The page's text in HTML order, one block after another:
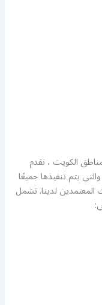
الكويت ، نقدم
يتم تنفيذها جميعًا
لدينا. تشمل